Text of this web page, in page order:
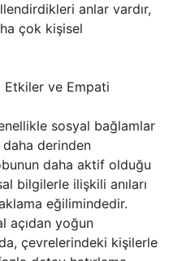
anlar vardır,
çok kişisel
Etkiler ve Empati
sosyal bağlamlar
derinden
daha aktif olduğu
bilgilerle ilişkili anıları
eğilimindedir.
açıdan yoğun
çevrelerindeki kişilerle